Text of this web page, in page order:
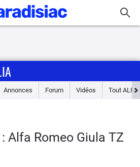
Annonces Forum Vidéos Tout ALFA
Alfa Romeo Giula TZ